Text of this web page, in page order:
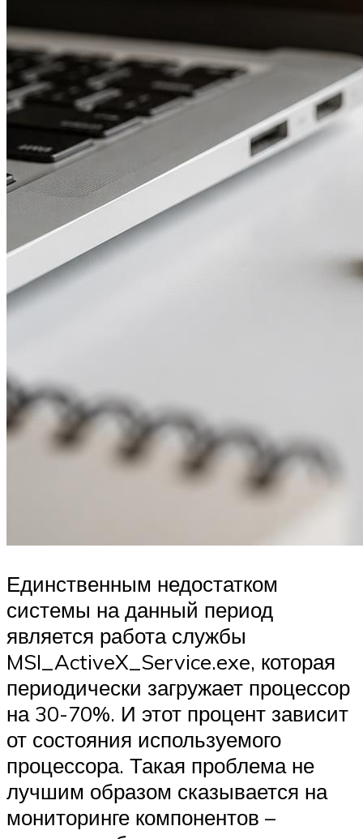
Единственным недостатком
системы на данный период
является работа службы
MSI_ActiveX_Service.exe, которая
периодически загружает процессор
на 30-70%. И этот процент зависит
от состояния используемого
процессора. Такая проблема не
лучшим образом сказывается на
мониторинге компонентов –